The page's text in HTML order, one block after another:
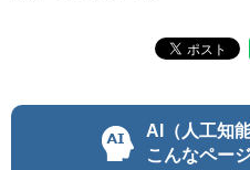
AI（人工知
こんなペー